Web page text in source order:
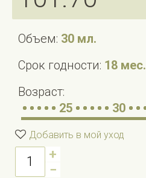
Объем: 30 мл.
Срок годности: 18 мес.
Возраст:
25
30
Добавить в мой уход
+
−